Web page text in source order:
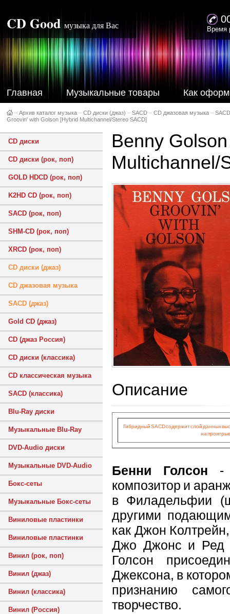
CD Good музыка для Вас Время
Главная Музыкальные товары Как
– Архив каталог музыка – CD диски (джаз) – SACD – CD джазовая музыка –
Groovin' with Golson [Hybrid Multichannel/Stereo SACD]
CD диски
CD диски (рок, поп)
GOLD HDCD (рок, поп)
K2HD CD (рок, поп)
SACD (рок, поп)
SHM-CD (рок, поп)
XRCD (рок, поп)
CD диски (джаз)
CD джазовая музыка
SACD (джаз)
Gold CD (джаз)
CD (джаз Россия)
CD диски (классика)
CD классическая музыка
SACD (классика)
Blu-Ray диски
Музыкальные Blu-Ray
DVD-Audio диски
Музыкальные DVD-Audio
Бокс-сеты
Музыкальные Бокс-сеты
Виниловые пластинки
Виниловые пластинки
Винил (рок, поп)
Винил (джаз)
Винил (классика)
Винил (Россия)
Benny
Multichannel/
Описание
Гибридный SACD содержит слой данных
на
Бенни Голсон -
композитор и
в Филадельфии
другими
как Джон
Джо Джонс и Ред
Голсон
Джексона, в
признанию
творчество.